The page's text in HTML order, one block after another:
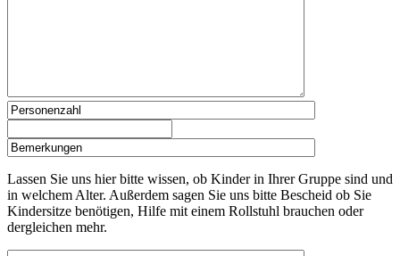
Lassen Sie uns hier bitte wissen, ob Kinder in Ihrer Gruppe sind und
in welchem Alter. Außerdem sagen Sie uns bitte Bescheid ob Sie
Kindersitze benötigen, Hilfe mit einem Rollstuhl brauchen oder
dergleichen mehr.